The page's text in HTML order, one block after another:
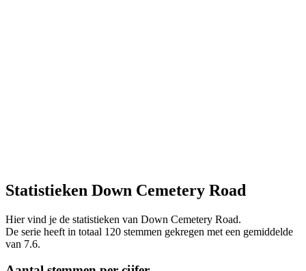
Statistieken Down Cemetery Road
Hier vind je de statistieken van Down Cemetery Road.
De serie heeft in totaal 120 stemmen gekregen met een gemiddelde
van 7.6.